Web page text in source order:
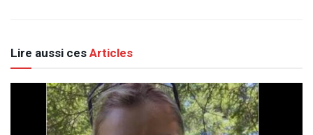
Lire aussi cesArticles